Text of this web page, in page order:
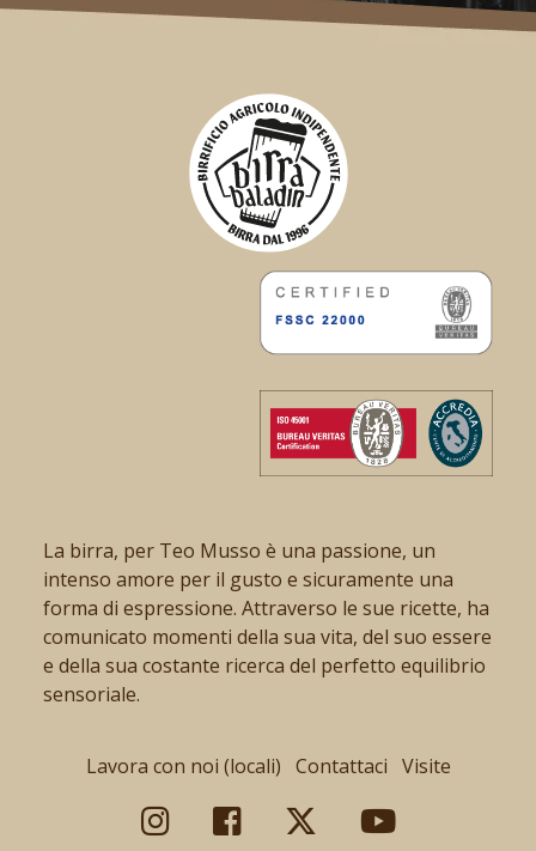
La birra, per Teo Musso è una passione, un
intenso amore per il gusto e sicuramente una
forma di espressione. Attraverso le sue ricette, ha
comunicato momenti della sua vita, del suo essere
e della sua costante ricerca del perfetto equilibrio
sensoriale.
Lavora con noi (locali) Contattaci Visite